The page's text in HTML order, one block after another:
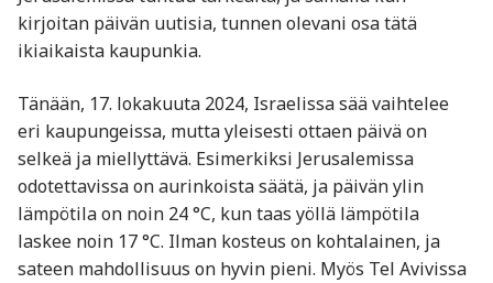
kirjoitan päivän uutisia, tunnen olevani osa tätä
ikiaikaista kaupunkia.
Tänään, 17. lokakuuta 2024, Israelissa sää vaihtelee
eri kaupungeissa, mutta yleisesti ottaen päivä on
selkeä ja miellyttävä. Esimerkiksi Jerusalemissa
odotettavissa on aurinkoista säätä, ja päivän ylin
lämpötila on noin 24 °C, kun taas yöllä lämpötila
laskee noin 17 °C. Ilman kosteus on kohtalainen, ja
sateen mahdollisuus on hyvin pieni. Myös Tel Avivissa